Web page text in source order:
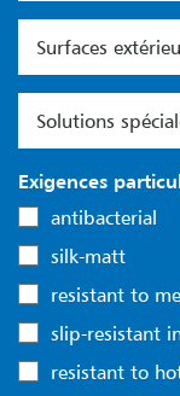
Surfaces
Solutions
Exigences
antibacterial
silk-matt
resistant to
slip-resistant
resistant to